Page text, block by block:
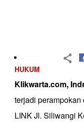
HUKUM
Klikwarta.com,
terjadi
LINK Jl. Siliwangi